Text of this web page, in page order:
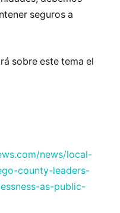
seguros a
sobre este tema el
news/local-
county-leaders-
as-public-